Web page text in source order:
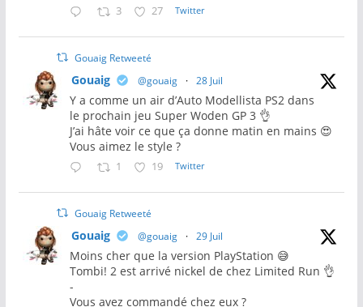
3 27 Twitter
Gouaig Retweeté
Gouaig @gouaig · 28 Juil
Y a comme un air d’Auto Modellista PS2 dans
le prochain jeu Super Woden GP 3 👌
J’ai hâte voir ce que ça donne matin en mains 😍
Vous aimez le style ?
1 19 Twitter
Gouaig Retweeté
Gouaig @gouaig · 29 Juil
Moins cher que la version PlayStation 😅
Tombi! 2 est arrivé nickel de chez Limited Run 👌
-
Vous avez commandé chez eux ?